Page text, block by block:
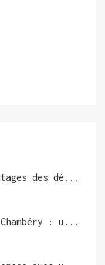
des dé...
: u...